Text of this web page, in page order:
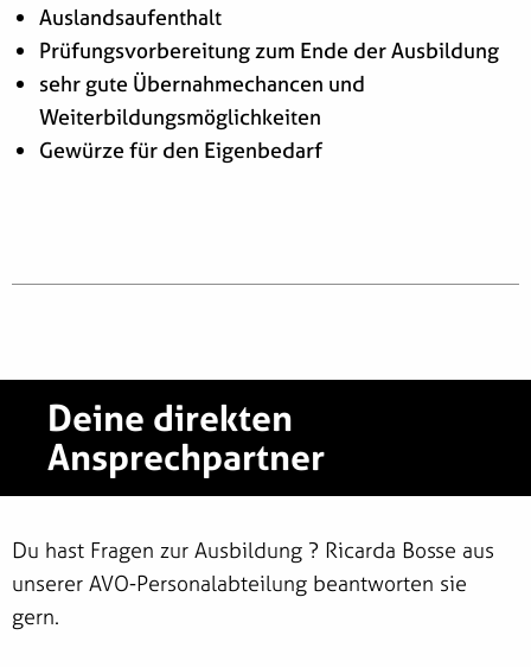
Auslandsaufenthalt
Prüfungsvorbereitung zum Ende der Ausbildung
sehr gute Übernahmechancen und
Weiterbildungsmöglichkeiten
Gewürze für den Eigenbedarf
Deine direkten
Ansprechpartner
Du hast Fragen zur Ausbildung ? Ricarda Bosse aus
unserer AVO-Personalabteilung beantworten sie
gern.